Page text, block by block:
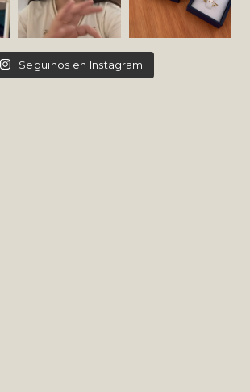
Seguinos en Instagram